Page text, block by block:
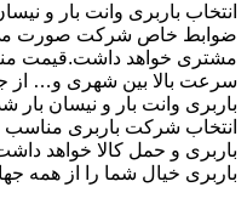
انتخاب باربری وانت بار و
ضوابط خاص شرکت صورت می
مشتری خواهد داشت.قیمت
سرعت بالا بین شهری و… از
باربری وانت بار و نیسان بار
انتخاب شرکت باربری
باربری و حمل کالا خواهد
باربری خیال شما را از همه